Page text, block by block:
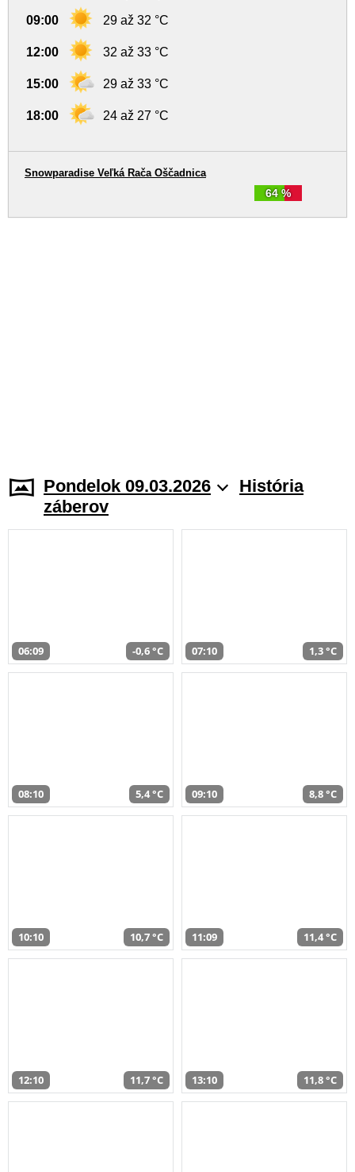
09:00 29 až 32 °C
12:00 32 až 33 °C
15:00 29 až 33 °C
18:00 24 až 27 °C
64 %
Snowparadise Veľká Rača Oščadnica
Pondelok 09.03.2026
História
záberov
06:09 -0,6 °C 07:10 1,3 °C
08:10 5,4 °C 09:10 8,8 °C
10:10 10,7 °C 11:09 11,4 °C
12:10 11,7 °C 13:10 11,8 °C